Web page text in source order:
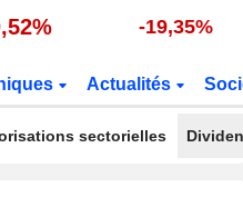
-19,35%
Actualités
sectorielles